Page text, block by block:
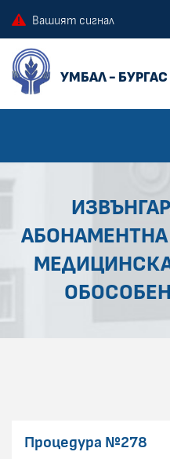
Вашият сигнал
МЕДИЦИНСКА
Процедура №278